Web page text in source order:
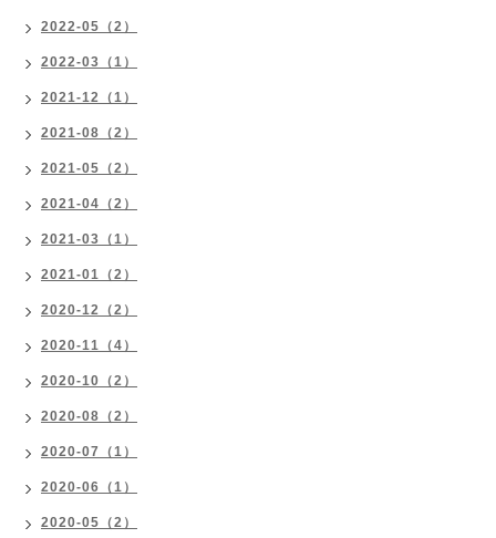
2022-05（2）
2022-03（1）
2021-12（1）
2021-08（2）
2021-05（2）
2021-04（2）
2021-03（1）
2021-01（2）
2020-12（2）
2020-11（4）
2020-10（2）
2020-08（2）
2020-07（1）
2020-06（1）
2020-05（2）